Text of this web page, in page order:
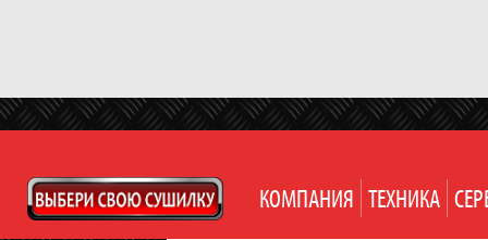
КОМПАНИЯ ТЕХНИКА